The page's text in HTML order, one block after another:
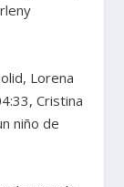
Lorena
Cristina
niño de